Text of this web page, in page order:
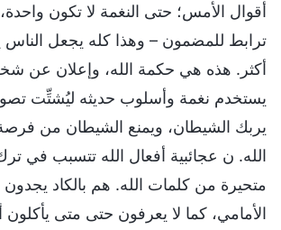
أقوال الأمس؛ حتى النغمة لا تكون
ترابط للمضمون – وهذا كله يجعل الناس
أكثر. هذه هي حكمة الله، وإعلان عن
يستخدم نغمة وأسلوب حديثه ليُشتِّت
يربك الشيطان، ويمنع الشيطان من
الله. ن عجائبية أفعال الله تتسبب في
متحيرة من كلمات الله. هم بالكاد يجدون
الأمامي، كما لا يعرفون حتى متى يأكلون